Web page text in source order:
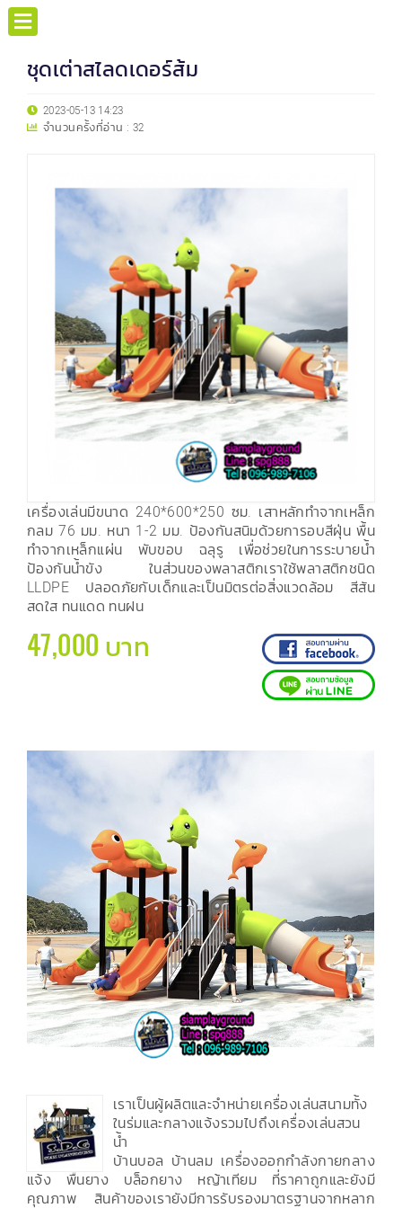
ชุดเต่าสไลดเดอร์ส้ม
2023-05-13 14:23
จำนวนครั้งที่อ่าน : 32
เครื่องเล่นมีขนาด 240*600*250 ซม. เสาหลักทำจากเหล็ก
กลม 76 มม. หนา 1-2 มม. ป้องกันสนิมด้วยการอบสีฝุ่น พื้น
ทำจากเหล็กแผ่น พับขอบ ฉลุรู เพื่อช่วยในการระบายน้ำ
ป้องกันน้ำขัง ในส่วนของพลาสติกเราใช้พลาสติกชนิด
LLDPE ปลอดภัยกับเด็กและเป็นมิตรต่อสิ่งแวดล้อม สีสัน
สดใส ทนแดด ทนฝน
47,000 บาท
เราเป็นผู้ผลิตและจำหน่ายเครื่องเล่นสนามทั้ง
ในร่มและกลางแจ้งรวมไปถึงเครื่องเล่นสวน
น้ำ
บ้านบอล บ้านลม เครื่องออกกำลังกายกลาง
แจ้ง พื้นยาง บล็อกยาง หญ้าเทียม ที่ราคาถูกและยังมี
คุณภาพ สินค้าของเรายังมีการรับรองมาตรฐานจากหลาก